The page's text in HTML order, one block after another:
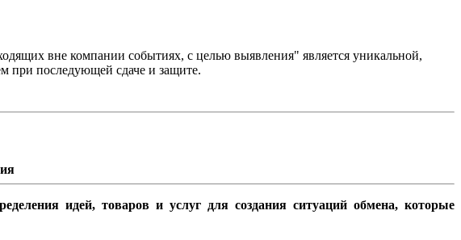
вне компании событиях, с целью выявления" является уникальной,
при последующей сдаче и защите.
идей, товаров и услуг для создания ситуаций обмена, которые